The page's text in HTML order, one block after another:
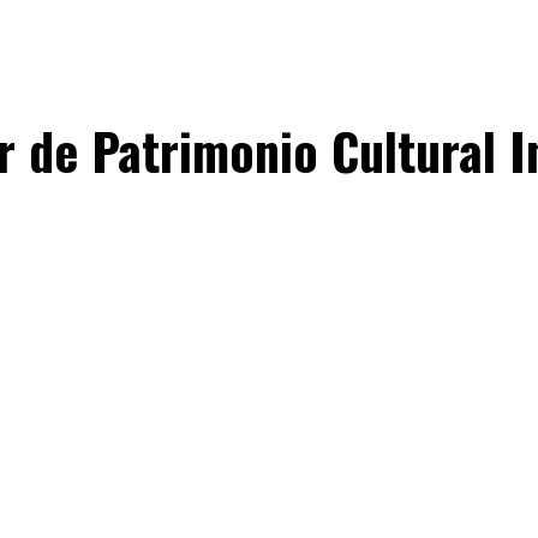
de Patrimonio Cultural